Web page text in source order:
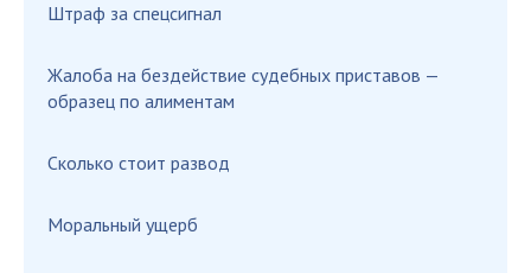
Штраф за спецсигнал
Жалоба на бездействие судебных приставов —
образец по алиментам
Сколько стоит развод
Моральный ущерб